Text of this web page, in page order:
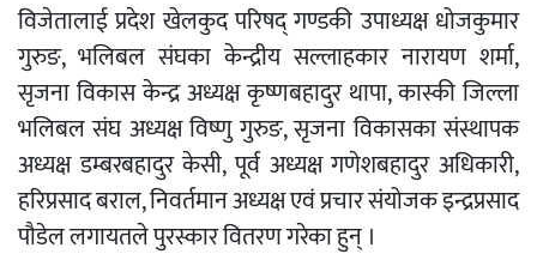
विजेतालाई प्रदेश खेलकुद परिषद् गण्डकी उपाध्यक्ष धोजकुमार
गुरुङ, भलिबल संघका केन्द्रीय सल्लाहकार नारायण शर्मा,
सृजना विकास केन्द्र अध्यक्ष कृष्णबहादुर थापा, कास्की जिल्ला
भलिबल संघ अध्यक्ष विष्णु गुरुङ, सृजना विकासका संस्थापक
अध्यक्ष डम्बरबहादुर केसी, पूर्व अध्यक्ष गणेशबहादुर अधिकारी,
हरिप्रसाद बराल, निवर्तमान अध्यक्ष एवं प्रचार संयोजक इन्द्रप्रसाद
पौडेल लगायतले पुरस्कार वितरण गरेका हुन् ।